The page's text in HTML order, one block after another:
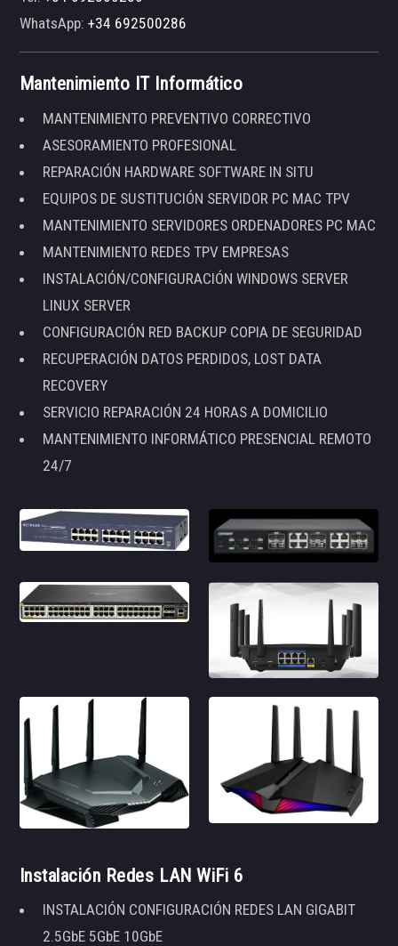
WhatsApp:+34 692500286
Mantenimiento IT Informático
MANTENIMIENTO PREVENTIVO CORRECTIVO
ASESORAMIENTO PROFESIONAL
REPARACIÓN HARDWARE SOFTWARE IN SITU
EQUIPOS DE SUSTITUCIÓN SERVIDOR PC MAC TPV
MANTENIMIENTO SERVIDORES ORDENADORES PC MAC
MANTENIMIENTO REDES TPV EMPRESAS
INSTALACIÓN/CONFIGURACIÓN WINDOWS SERVER
LINUX SERVER
CONFIGURACIÓN RED BACKUP COPIA DE SEGURIDAD
RECUPERACIÓN DATOS PERDIDOS, LOST DATA
RECOVERY
SERVICIO REPARACIÓN 24 HORAS A DOMICILIO
MANTENIMIENTO INFORMÁTICO PRESENCIAL REMOTO
24/7
Instalación Redes LAN WiFi 6
INSTALACIÓN CONFIGURACIÓN REDES LAN GIGABIT
2.5GbE 5GbE 10GbE